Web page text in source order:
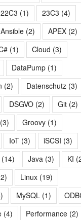
22C3 (1) 23C3 (4)
Ansible (2) APEX (2)
(1) Cloud (3)
DataPump (1)
(2) Datenschutz (3)
DSGVO (2) Git (2)
(3) Groovy (1)
IoT (3) iSCSI (3)
(14) Java (3) KI
Linux (19)
MySQL (1)
(4) Performance (2)